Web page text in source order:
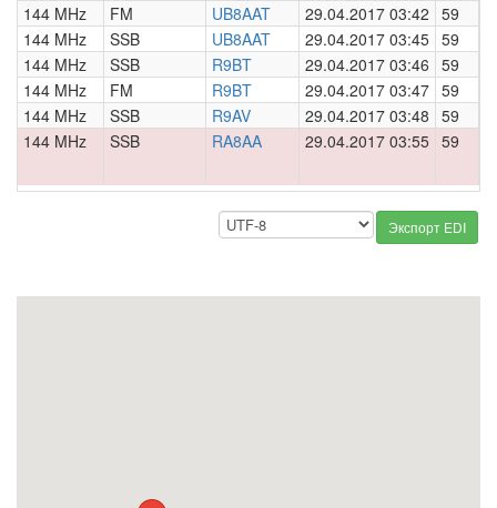
144 MHz
FM UB8AAT 29.04.2017 03:42 59
144 MHz
SSB UB8AAT 29.04.2017 03:45 59
144 MHz
SSB R9BT 29.04.2017 03:46 59
144 MHz
FM R9BT 29.04.2017 03:47 59
144 MHz
SSB R9AV 29.04.2017 03:48 59
144 MHz
SSB RA8AA 29.04.2017 03:55 59
Экспорт EDI